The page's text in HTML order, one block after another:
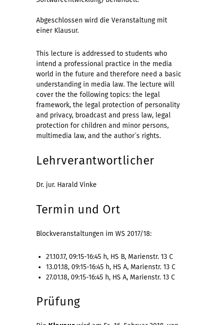
Abgeschlossen wird die Veranstaltung mit
einer Klausur.
This lecture is addressed to students who
intend a professional practice in the media
world in the future and therefore need a basic
understanding in media law. The lecture will
cover the the following topics: the legal
framework, the legal protection of personality
and privacy, broadcast and press law, legal
protection for children and minor persons,
multimedia law, and the author´s rights.
Lehrverantwortlicher
Dr. jur. Harald Vinke
Termin und Ort
Blockveranstaltungen im WS 2017/18:
21.10.17, 09:15-16:45 h, HS B, Marienstr. 13 C
13.01.18, 09:15-16:45 h, HS A, Marienstr. 13 C
27.01.18, 09:15-16:45 h, HS A, Marienstr. 13 C
Prüfung